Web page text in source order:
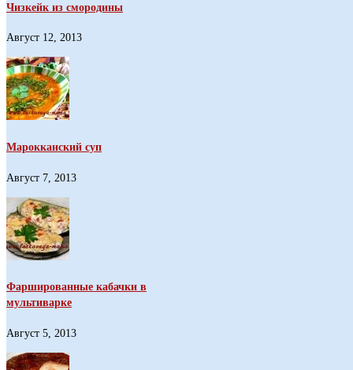
Чизкейк из смородины
Август 12, 2013
Марокканский суп
Август 7, 2013
Фаршированные кабачки в
мультиварке
Август 5, 2013